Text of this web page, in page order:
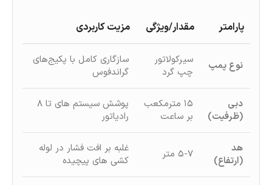
پارامتر مقدار/ویژگی مزیت کاربردی
نوع پمپ
سیرکولاتور
چپ گرد
سازگاری کامل با پکیج‌های
گراندفوس
دبی
(ظرفیت)
۱۵ مترمکعب
بر ساعت
پوشش سیستم‌ های تا ۸
رادیاتور
هد
(ارتفاع)
۵-۷ متر
غلبه بر افت فشار در لوله‌
کشی‌ های پیچیده